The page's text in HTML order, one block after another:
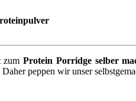
zumProtein Porridge selber
peppen wir unser